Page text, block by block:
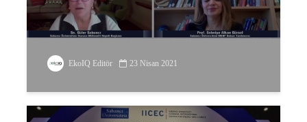
EkoIQ Editör 23 Nisan 2021